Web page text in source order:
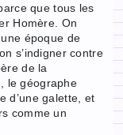
que tous les
Homère. On
époque de
s’indigner contre
de la
le géographe
d’une galette, et
comme un